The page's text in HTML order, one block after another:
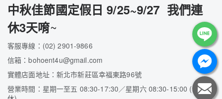
中秋佳節國定假日 9/25~9/27 我們連
休3天唷~
客服專線：(02) 2901-9866
信箱：bohoent4u@gmail.com
實體店面地址：新北市新莊區幸福東路96號
營業時間：星期一至五 08:30-17:30／星期六 08:30-15:00 (隔週